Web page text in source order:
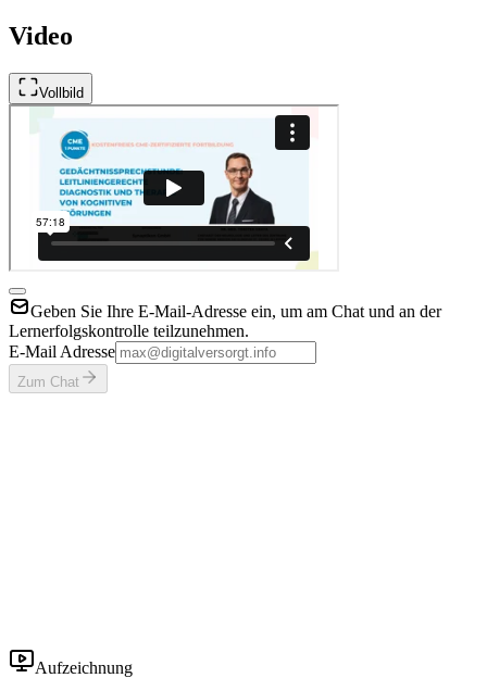
Video
Vollbild
Geben Sie Ihre E-Mail-Adresse ein, um am Chat und an der
Lernerfolgskontrolle teilzunehmen.
E-Mail Adresse
Zum Chat
Aufzeichnung